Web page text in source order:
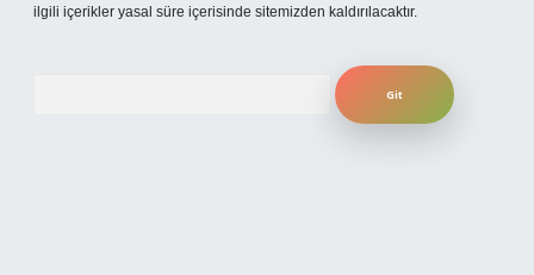
ilgili içerikler yasal süre içerisinde sitemizden kaldırılacaktır.